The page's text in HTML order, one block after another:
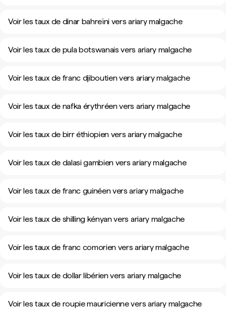
Voir les taux de dinar bahreïni vers ariary malgache
Voir les taux de pula botswanais vers ariary malgache
Voir les taux de franc djiboutien vers ariary malgache
Voir les taux de nafka érythréen vers ariary malgache
Voir les taux de birr éthiopien vers ariary malgache
Voir les taux de dalasi gambien vers ariary malgache
Voir les taux de franc guinéen vers ariary malgache
Voir les taux de shilling kényan vers ariary malgache
Voir les taux de franc comorien vers ariary malgache
Voir les taux de dollar libérien vers ariary malgache
Voir les taux de roupie mauricienne vers ariary malgache